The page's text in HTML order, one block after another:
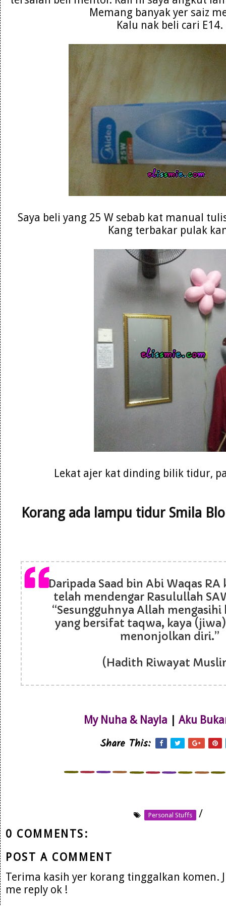
Memang banyak yer saiz
Kalu nak beli cari E14.
Saya beli yang 25 W sebab kat manual
Kang terbakar pulak
Lekat ajer kat dinding bilik tidur,
Korang ada lampu tidur Smila
Daripada Saad bin Abi Waqas RA
telah mendengar Rasulullah
“Sesungguhnya Allah
yang bersifat taqwa, kaya
menonjolkan diri.”
(Hadith Riwayat
My Nuha & Nayla | Aku
Share This:
Personal Stuffs
/
0 COMMENTS:
POST A COMMENT
Terima kasih yer korang tinggalkan komen.
me reply ok !